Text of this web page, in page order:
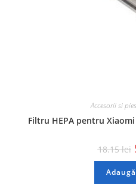
Accesorii si
Filtru HEPA pentru
18.15lei